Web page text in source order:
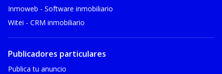
Inmoweb - Software inmobiliario
Witei - CRM inmobiliario
Publicadores particulares
Publica tu anuncio